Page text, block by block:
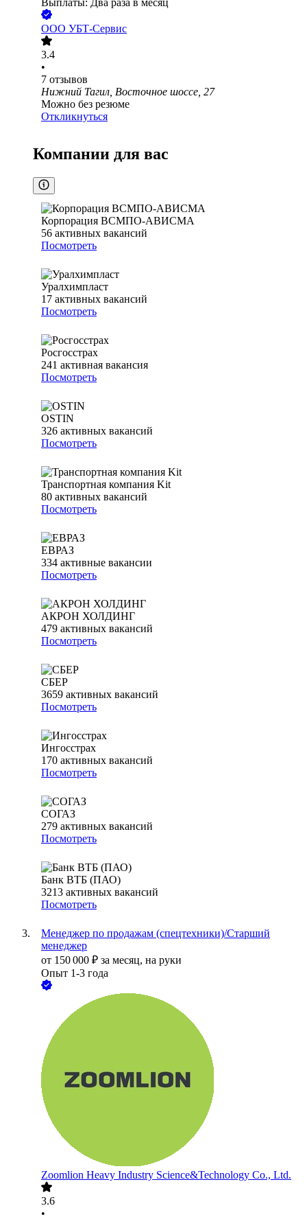
Выплаты: Два раза в месяц
ООО УБТ-Сервис
3.4
•
7 отзывов
Нижний Тагил, Восточное шоссе, 27
Можно без резюме
Откликнуться
Компании для вас
Корпорация ВСМПО-АВИСМА
56 активных вакансий
Посмотреть
Уралхимпласт
17 активных вакансий
Посмотреть
Росгосстрах
241 активная вакансия
Посмотреть
OSTIN
326 активных вакансий
Посмотреть
Транспортная компания Kit
80 активных вакансий
Посмотреть
ЕВРАЗ
334 активные вакансии
Посмотреть
АКРОН ХОЛДИНГ
479 активных вакансий
Посмотреть
СБЕР
3659 активных вакансий
Посмотреть
Ингосстрах
170 активных вакансий
Посмотреть
СОГАЗ
279 активных вакансий
Посмотреть
Банк ВТБ (ПАО)
3213 активных вакансий
Посмотреть
Менеджер по продажам (спецтехники)/Старший
менеджер
от 150 000 ₽ за месяц, на руки
Опыт 1-3 года
Zoomlion Heavy Industry Science&Technology Co., Ltd.
3.6
•